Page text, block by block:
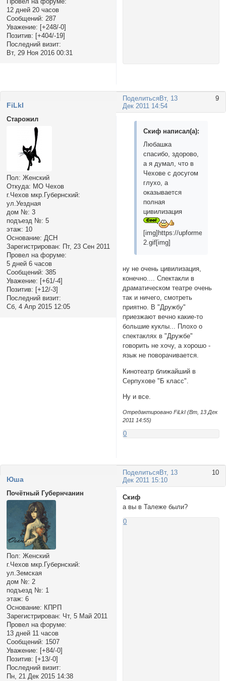
12 дней 20 часов
Сообщений: 287
Уважение: [+248/-0]
Позитив: [+404/-19]
Последний визит:
Вт, 29 Ноя 2016 00:31
Поделиться 9
Вт, 13
Дек 2011 14:54
FiLkI
Старожил
Пол: Женский
Откуда: МО Чехов
г.Чехов мкр.Губернский:
ул.Уездная
дом №: 3
подъезд №: 5
этаж: 10
Основание: ДСН
Зарегистрирован: Пт, 23 Сен 2011
Провел на форуме:
5 дней 6 часов
Сообщений: 385
Уважение: [+61/-4]
Позитив: [+12/-3]
Последний визит:
Сб, 4 Апр 2015 12:05
Скиф написал(а):
Любашка
спасибо, здорово,
а я думал, что в
Чехове с досугом
глухо, а
оказывается
полная
цивилизация
[img]https://upforme.ru/
2.gif[img]
ну не очень цивилизация,
конечно.... Спектакли в
драматическом театре очень
так и ничего, смотреть
приятно. В "Дружбу"
приезжают вечно какие-то
большие куклы... Плохо о
спектаклях в "Дружбе"
говорить не хочу, а хорошо -
язык не поворачивается.
Кинотеатр ближайший в
Серпухове "Б класс".
Ну и все.
Отредактировано FiLkI (Вт, 13 Дек
2011 14:55)
0
Поделиться 10
Вт, 13
Дек 2011 15:10
Юша
Почётный Губернчанин
Пол: Женский
г.Чехов мкр.Губернский:
ул.Земская
дом №: 2
подъезд №: 1
этаж: 6
Основание: КПРП
Зарегистрирован: Чт, 5 Май 2011
Провел на форуме:
13 дней 11 часов
Сообщений: 1507
Уважение: [+84/-0]
Позитив: [+13/-0]
Последний визит:
Пн, 21 Дек 2015 14:38
Скиф
а вы в Талеже были?
0